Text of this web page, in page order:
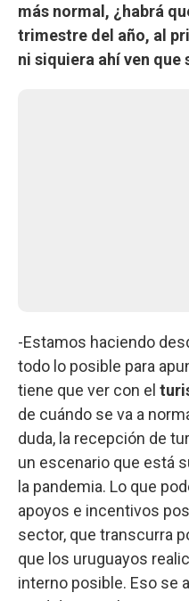
más normal, ¿habrá
trimestre del año, al
ni siquiera ahí ven que
-Estamos haciendo
todo lo posible para
tiene que ver con el
de cuándo se va a
duda, la recepción de
un escenario que está
la pandemia. Lo que
apoyos e incentivos
sector, que transcurra
que los uruguayos
interno posible. Eso se